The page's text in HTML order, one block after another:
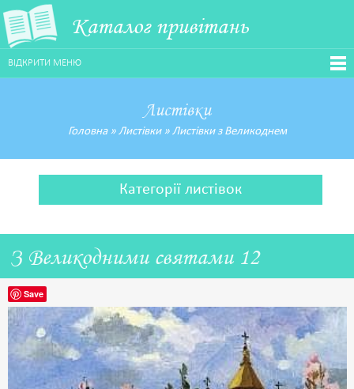
Каталог привітань
ВІДКРИТИ МЕНЮ
Листівки
Головна» Листівки» Листівки з Великоднем
Категорії листівок
З Великодними святами 12
Save